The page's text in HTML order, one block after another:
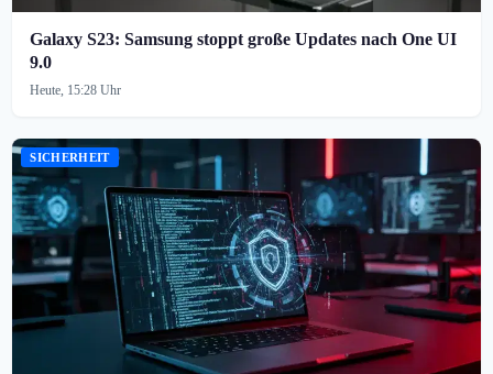
Galaxy S23: Samsung stoppt große Updates nach One UI
9.0
Heute, 15:28 Uhr
SICHERHEIT